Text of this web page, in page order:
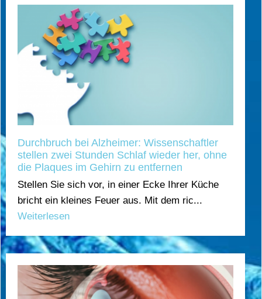
Durchbruch bei Alzheimer: Wissenschaftler
stellen zwei Stunden Schlaf wieder her, ohne
die Plaques im Gehirn zu entfernen
Stellen Sie sich vor, in einer Ecke Ihrer Küche
bricht ein kleines Feuer aus. Mit dem ric...
Weiterlesen